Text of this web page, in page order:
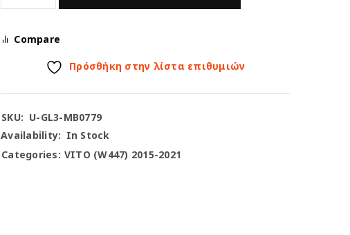
Compare
Πρόσθήκη στην λίστα επιθυμιών
SKU: U-GL3-MB0779
Availability: In Stock
Categories: VITO (W447) 2015-2021